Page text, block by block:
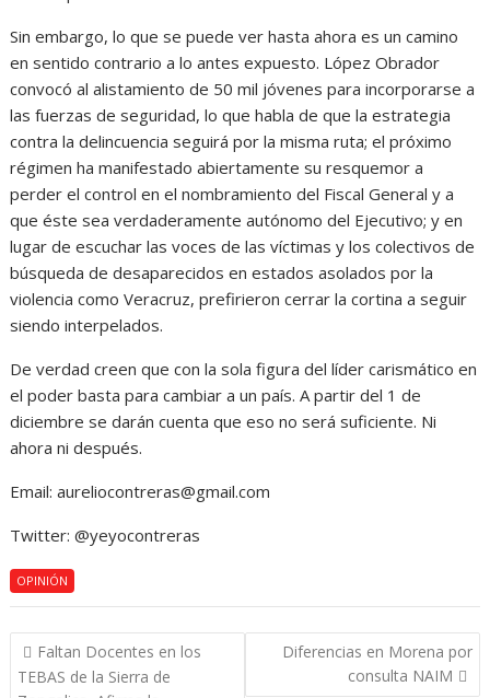
Sin embargo, lo que se puede ver hasta ahora es un camino
en sentido contrario a lo antes expuesto. López Obrador
convocó al alistamiento de 50 mil jóvenes para incorporarse a
las fuerzas de seguridad, lo que habla de que la estrategia
contra la delincuencia seguirá por la misma ruta; el próximo
régimen ha manifestado abiertamente su resquemor a
perder el control en el nombramiento del Fiscal General y a
que éste sea verdaderamente autónomo del Ejecutivo; y en
lugar de escuchar las voces de las víctimas y los colectivos de
búsqueda de desaparecidos en estados asolados por la
violencia como Veracruz, prefirieron cerrar la cortina a seguir
siendo interpelados.
De verdad creen que con la sola figura del líder carismático en
el poder basta para cambiar a un país. A partir del 1 de
diciembre se darán cuenta que eso no será suficiente. Ni
ahora ni después.
Email: aureliocontreras@gmail.com
Twitter: @yeyocontreras
OPINIÓN
Navegación
de
Faltan Docentes en los
TEBAS de la Sierra de
Diferencias en Morena por
consulta NAIM